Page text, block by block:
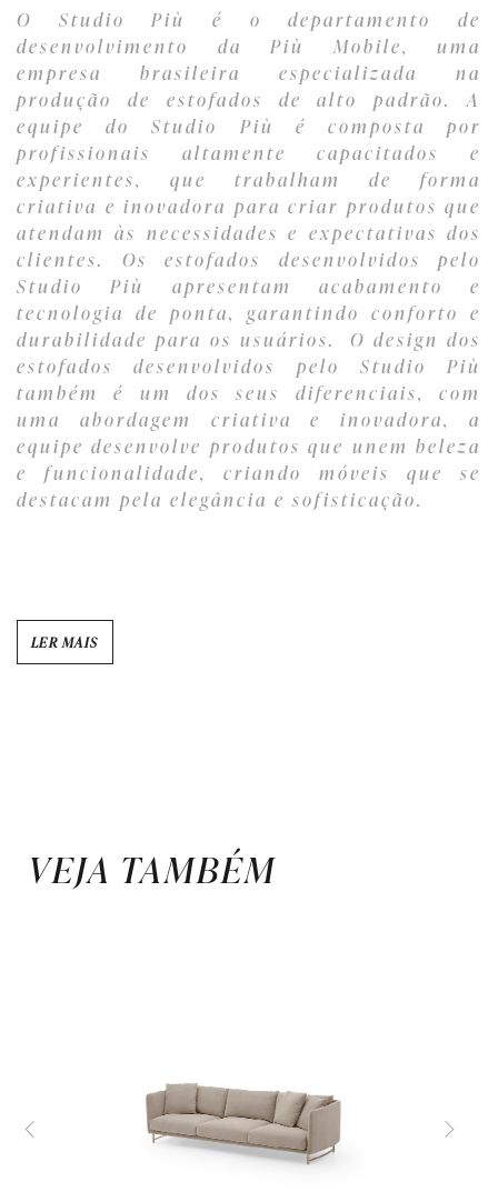
O Studio Più é o departamento de
desenvolvimento da Più Mobile, uma
empresa brasileira especializada na
produção de estofados de alto padrão. A
equipe do Studio Più é composta por
profissionais altamente capacitados e
experientes, que trabalham de forma
criativa e inovadora para criar produtos que
atendam às necessidades e expectativas dos
clientes. Os estofados desenvolvidos pelo
Studio Più apresentam acabamento e
tecnologia de ponta, garantindo conforto e
durabilidade para os usuários. O design dos
estofados desenvolvidos pelo Studio Più
também é um dos seus diferenciais, com
uma abordagem criativa e inovadora, a
equipe desenvolve produtos que unem beleza
e funcionalidade, criando móveis que se
destacam pela elegância e sofisticação.
LER MAIS
VEJA TAMBÉM